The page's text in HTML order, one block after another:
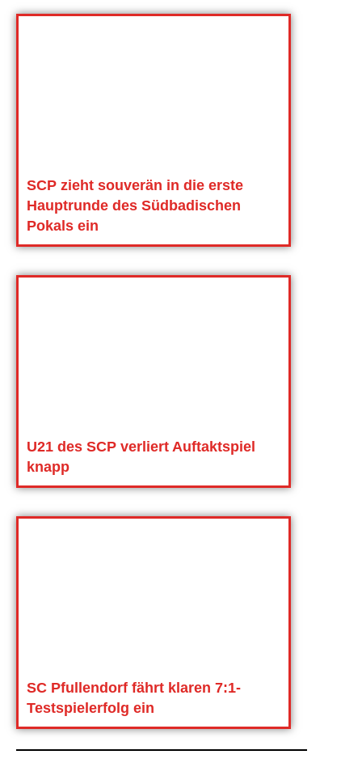
SCP zieht souverän in die erste
Hauptrunde des Südbadischen
Pokals ein
U21 des SCP verliert Auftaktspiel
knapp
SC Pfullendorf fährt klaren 7:1-
Testspielerfolg ein